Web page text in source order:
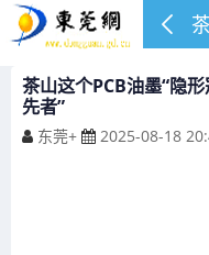
茶山这个PCB油墨“隐
先者”
东莞+ 2025-08-18